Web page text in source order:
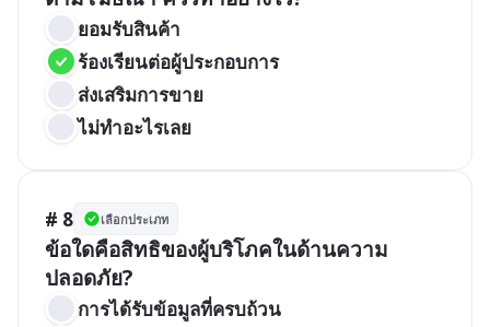
ยอมรับสินค้า
ร้องเรียนต่อผู้ประกอบการ
ส่งเสริมการขาย
ไม่ทำอะไรเลย
# 8 เลือกประเภท
ข้อใดคือสิทธิของผู้บริโภคในด้านความ
ปลอดภัย?
การได้รับข้อมูลที่ครบถ้วน